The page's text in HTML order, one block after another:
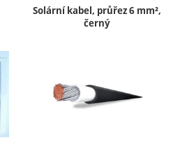
Solární kabel, průřez 6 mm²,
černý